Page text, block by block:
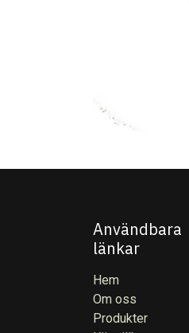
Användbara
länkar
Hem
Om oss
Produkter